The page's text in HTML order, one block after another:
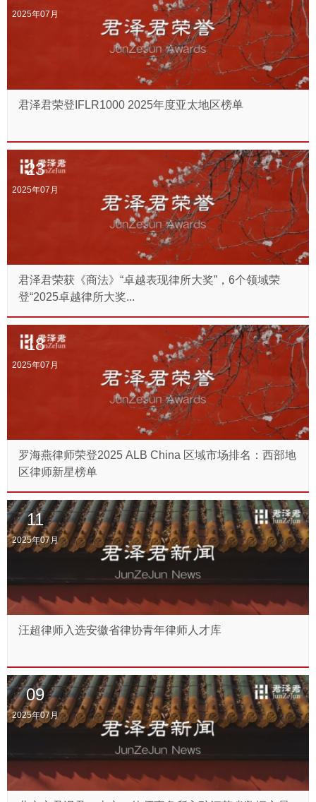
2025年07月
君泽君荣登IFLR1000 2025年度亚太地区榜单
23
2025年07月
君泽君荣获《商法》“卓越表现律所大奖”，6个领域荣
登“2025卓越律所大奖...
18
2025年07月
罗海燕律师荣登2025 ALB China 区域市场排名：西部地
区律师新星榜单
11
2025年07月
汪超律师入选安徽省律协青年律师人才库
09
2025年07月